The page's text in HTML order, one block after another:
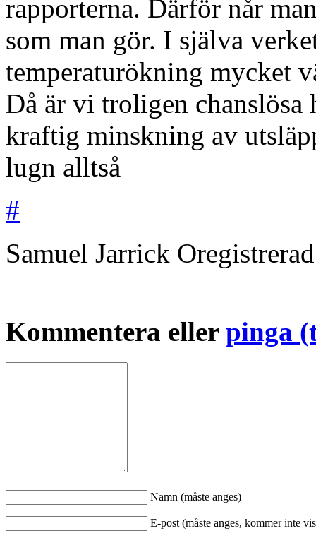
rapporterna. Därför når
som man gör. I själva
temperaturökning mycket
Då är vi troligen
kraftig minskning av
lugn alltså
#
Samuel Jarrick
Kommentera eller pinga
Namn (måste anges)
E-post (måste anges, kommer inte